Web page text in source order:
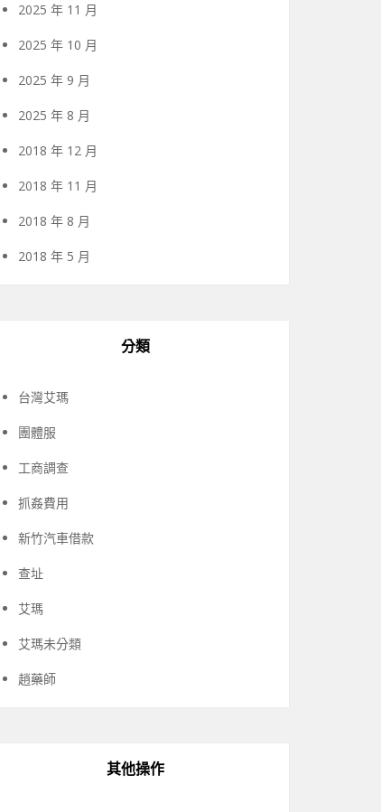
2025 年 11 月
2025 年 10 月
2025 年 9 月
2025 年 8 月
2018 年 12 月
2018 年 11 月
2018 年 8 月
2018 年 5 月
分類
台灣艾瑪
團體服
工商調查
抓姦費用
新竹汽車借款
查址
艾瑪
艾瑪未分類
趙藥師
其他操作